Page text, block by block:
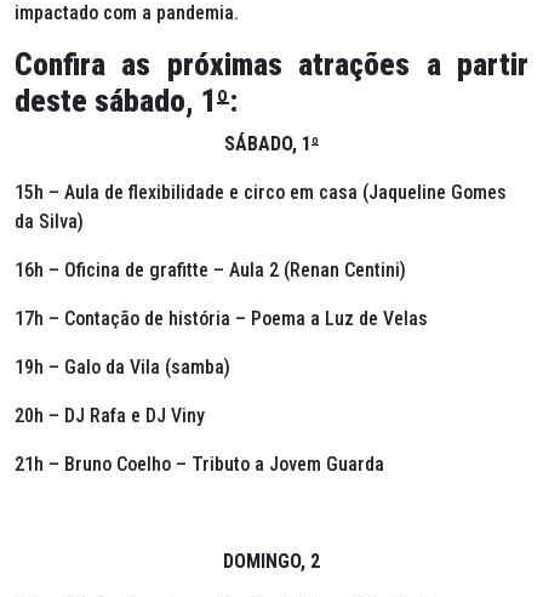
impactado com a pandemia.
Confira as próximas atrações a partir
deste sábado, 1º:
SÁBADO, 1º
15h – Aula de flexibilidade e circo em casa (Jaqueline Gomes
da Silva)
16h – Oficina de grafitte – Aula 2 (Renan Centini)
17h – Contação de história – Poema a Luz de Velas
19h – Galo da Vila (samba)
20h – DJ Rafa e DJ Viny
21h – Bruno Coelho – Tributo a Jovem Guarda
DOMINGO, 2